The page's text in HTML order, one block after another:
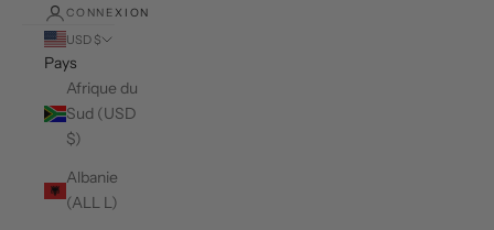
CONNEXION
USD $
Pays
Afrique du
Sud (USD
$)
Albanie
(ALL L)